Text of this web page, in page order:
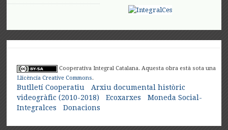
Cooperativa Integral Catalana. Aquesta obra està sota una
Llicència Creative Commons.
Butlletí Cooperatiu
Arxiu documental històric
videogràfic (2010-2018)
Ecoxarxes
Moneda Social-
Integralces
Donacions